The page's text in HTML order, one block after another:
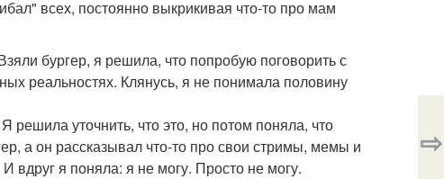
всех, постоянно выкрикивая что-то про мам
бургер, я решила, что попробую поговорить с
реальностях. Клянусь, я не понимала половину
уточнить, что это, но потом поняла, что
а он рассказывал что-то про свои стримы, мемы и
вдруг я поняла: я не могу. Просто не могу.
⇨